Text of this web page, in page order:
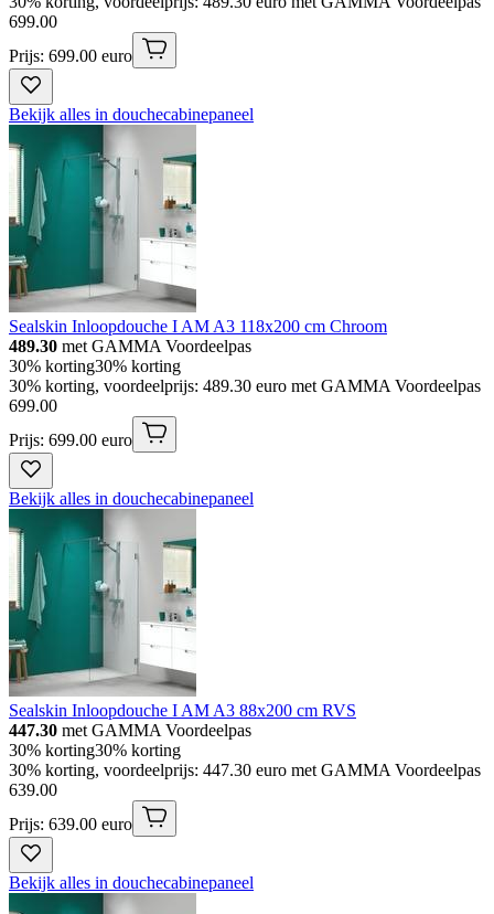
699.00
Prijs: 699.00 euro
Bekijk alles in douchecabinepaneel
Sealskin Inloopdouche I AM A3 118x200 cm Chroom
489.30 met GAMMA Voordeelpas
30% korting30% korting
30% korting, voordeelprijs: 489.30 euro met GAMMA Voordeelpas
699.00
Prijs: 699.00 euro
Bekijk alles in douchecabinepaneel
Sealskin Inloopdouche I AM A3 88x200 cm RVS
447.30 met GAMMA Voordeelpas
30% korting30% korting
30% korting, voordeelprijs: 447.30 euro met GAMMA Voordeelpas
639.00
Prijs: 639.00 euro
Bekijk alles in douchecabinepaneel